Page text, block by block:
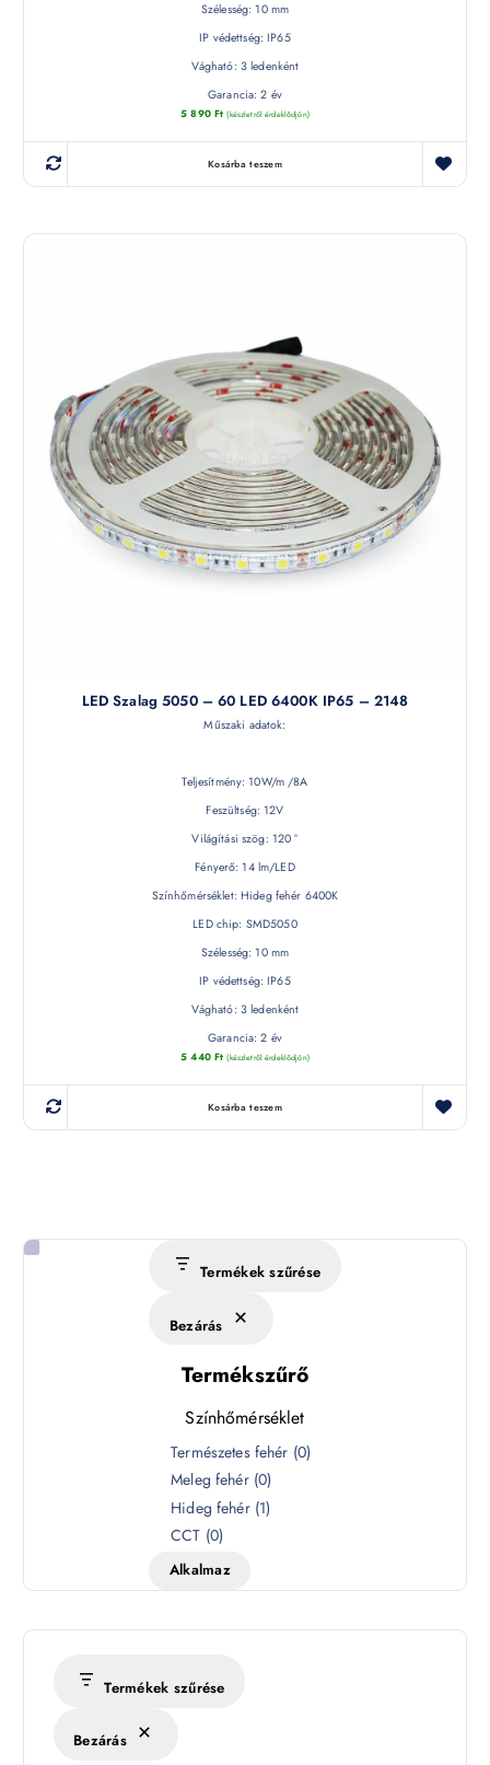
Szélesség: 10 mm
IP védettség: IP65
Vágható: 3 ledenként
Garancia: 2 év
5 890 Ft (készletről érdeklődjön)
Kosárba teszem
LED Szalag 5050 – 60 LED 6400K IP65 – 2148
Műszaki adatok:
Teljesítmény: 10W/m /8A
Feszültség: 12V
Világítási szög: 120 °
Fényerő: 14 lm/LED
Színhőmérséklet: Hideg fehér 6400K
LED chip: SMD5050
Szélesség: 10 mm
IP védettség: IP65
Vágható: 3 ledenként
Garancia: 2 év
5 440 Ft (készletről érdeklődjön)
Kosárba teszem
Termékek szűrése
Bezárás
Termékszűrő
Színhőmérséklet
é
s
k
Természetes fehér (0)
Meleg fehér (0)
Hideg fehér (1)
CCT (0)
Alkalmaz
Termékek szűrése
Bezárás